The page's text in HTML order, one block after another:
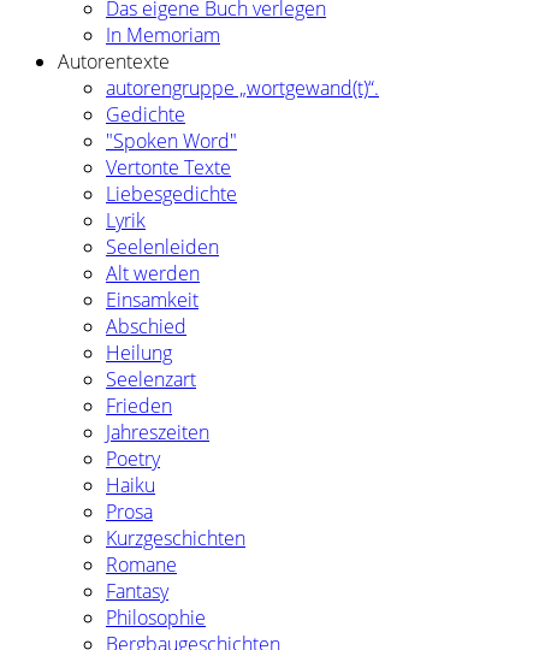
Das eigene Buch verlegen
In Memoriam
Autorentexte
autorengruppe „wortgewand(t)“.
Gedichte
"Spoken Word"
Vertonte Texte
Liebesgedichte
Lyrik
Seelenleiden
Alt werden
Einsamkeit
Abschied
Heilung
Seelenzart
Frieden
Jahreszeiten
Poetry
Haiku
Prosa
Kurzgeschichten
Romane
Fantasy
Philosophie
Bergbaugeschichten